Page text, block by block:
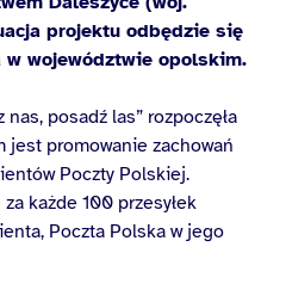
projektu odbędzie się
województwie opolskim.
posadź las” rozpoczęła
jest promowanie zachowań
Poczty Polskiej.
każde 100 przesyłek
Poczta Polska w jego